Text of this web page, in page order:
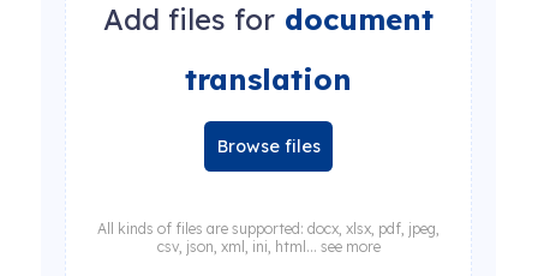
Add files for document
translation
Browse files
All kinds of files are supported: docx, xlsx, pdf, jpeg,
csv, json, xml, ini, html... see more